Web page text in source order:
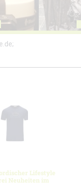
Lifestyle
Neuheiten im